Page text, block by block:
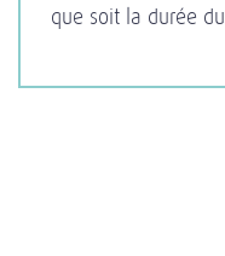
que soit la durée